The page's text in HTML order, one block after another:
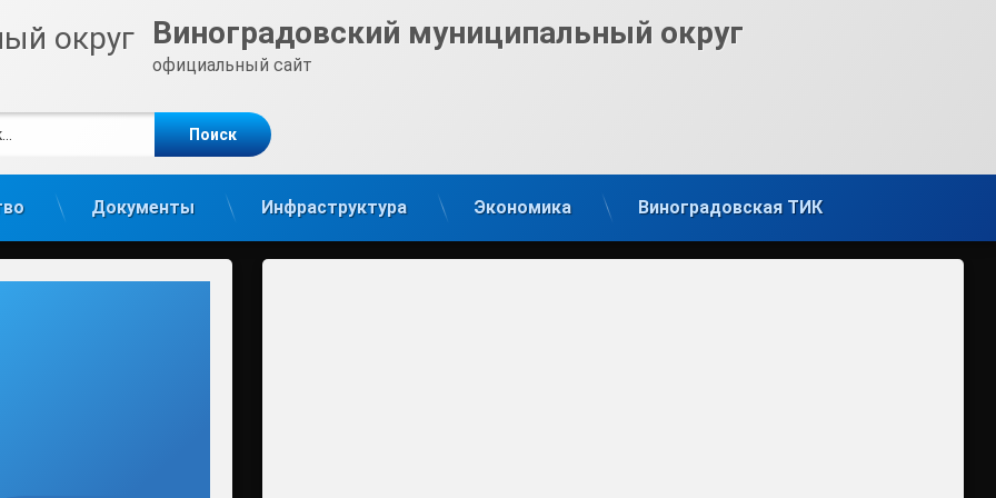
Виноградовский муниципальный округ
официальный сайт
Документы Инфраструктура Экономика Виноградовская ТИК